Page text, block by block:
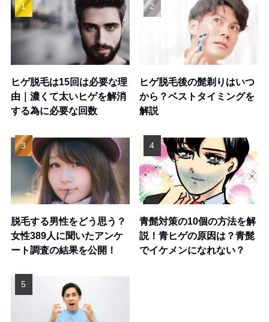
ヒゲ脱毛は15回は必要な理
由｜濃くて太いヒゲを解消
する為に必要な回数
ヒゲ脱毛後の髭剃りはいつ
から？ベストタイミングを
解説
脱毛する男性をどう思う？
女性389人に聞いたアンケ
ート調査の結果を公開！
青髭対策の10個の方法を解
説！青ヒゲの原因は？青髭
でイケメンになれない？